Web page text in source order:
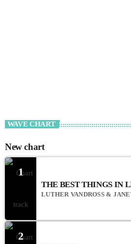
WAVE CHART
New chart
1
THE BEST THINGS IN
LUTHER VANDROSS &
2